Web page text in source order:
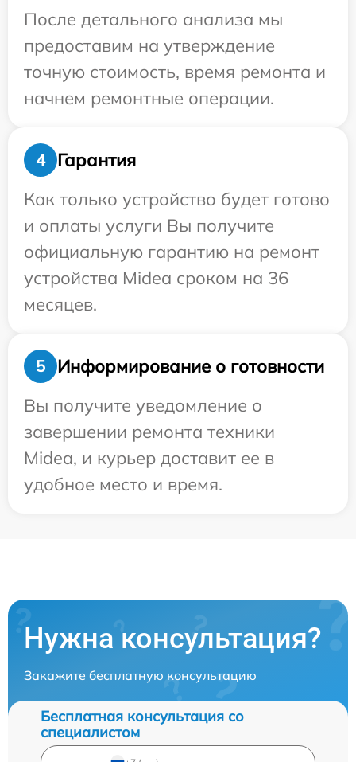
После детального анализа мы
предоставим на утверждение
точную стоимость, время ремонта и
начнем ремонтные операции.
4
Гарантия
Как только устройство будет готово
и оплаты услуги Вы получите
официальную гарантию на ремонт
устройства Midea сроком на 36
месяцев.
5
Информирование о готовности
Вы получите уведомление о
завершении ремонта техники
Midea, и курьер доставит ее в
удобное место и время.
Нужна консультация?
Закажите бесплатную консультацию
Бесплатная консультация со
специалистом